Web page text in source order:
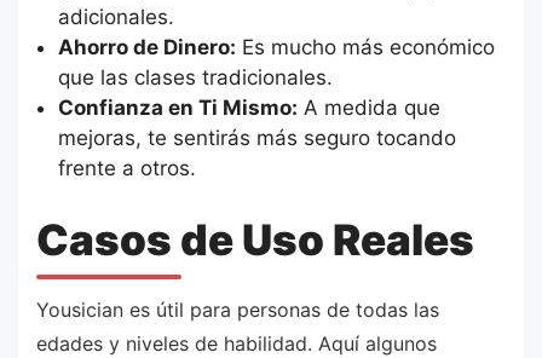
adicionales.
Ahorro de Dinero: Es mucho más económico
que las clases tradicionales.
Confianza en Ti Mismo: A medida que
mejoras, te sentirás más seguro tocando
frente a otros.
Casos de Uso Reales
Yousician es útil para personas de todas las
edades y niveles de habilidad. Aquí algunos